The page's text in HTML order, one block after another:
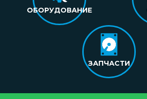
ОБОРУДОВАНИЕ
ЗАПЧАСТИ